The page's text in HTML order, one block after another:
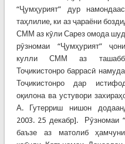
“Ҷумҳурият” дур
таҳлилие, ки аз ҷараёни
СММ аз кӯли Сарез омода
рӯзномаи “Ҷумҳурият”
кулли СММ аз
Тоҷикистонро баррасӣ
Тоҷикистонро дар
оқилона ва устувори
А. Гутерриш нишон
2003. 25 декабр]. Рӯзномаи
баъзе аз матолиб